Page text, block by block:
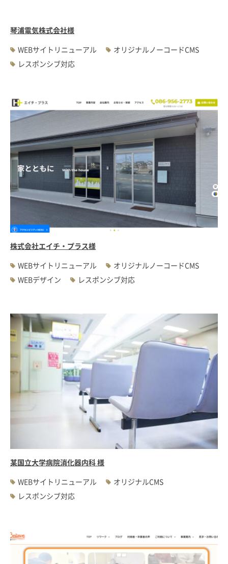
琴浦電気株式会社様
WEBサイトリニューアル
オリジナルノーコードCMS
レスポンシブ対応
株式会社エイチ・プラス様
WEBサイトリニューアル
オリジナルノーコードCMS
WEBデザイン
レスポンシブ対応
某国立大学病院消化器内科 様
WEBサイトリニューアル
オリジナルCMS
レスポンシブ対応